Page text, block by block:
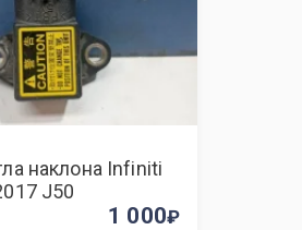
наклона Infiniti
J50
1 000